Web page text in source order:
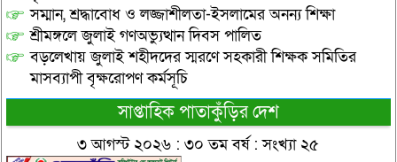
সম্মান, শ্রদ্ধাবোধ ও লজ্জাশীলতা-ইসলামের অনন্য শিক্ষা
শ্রীমঙ্গলে জুলাই গণঅভ্যুত্থান দিবস পালিত
বড়লেখায় জুলাই শহীদদের স্মরণে সহকারী শিক্ষক সমিতির
মাসব্যাপী বৃক্ষরোপণ কর্মসূচি
সাপ্তাহিক পাতাকুঁড়ির দেশ
৩ আগস্ট ২০২৬ : ৩০ তম বর্ষ : সংখ্যা ২৫